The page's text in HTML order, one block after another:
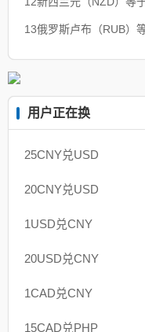
13俄罗斯卢布（RUB）
用户正在换
25CNY兑USD
20CNY兑USD
1USD兑CNY
20USD兑CNY
1CAD兑CNY
15CAD兑PHP